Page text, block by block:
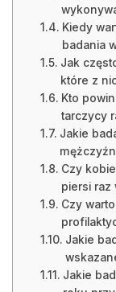
Kiedy
badania
Jak
które z
Kto
tarczycy
Jakie
Czy
piersi raz
Czy
Jakie
Jakie